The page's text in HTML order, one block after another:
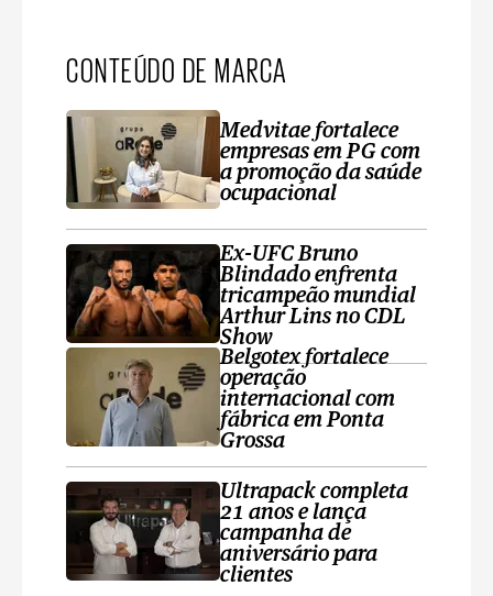
CONTEÚDO DE MARCA
Medvitae fortalece
empresas em PG com
a promoção da saúde
ocupacional
Ex-UFC Bruno
Blindado enfrenta
tricampeão mundial
Arthur Lins no CDL
Show
Belgotex fortalece
operação
internacional com
fábrica em Ponta
Grossa
Ultrapack completa
21 anos e lança
campanha de
aniversário para
clientes